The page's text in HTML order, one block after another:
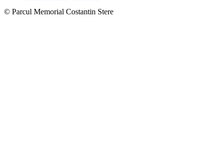
© Parcul Memorial Costantin Stere